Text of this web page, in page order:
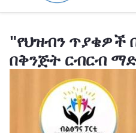
"የህዝብን ጥያቄዎች
በቅንጅት ርብርብ